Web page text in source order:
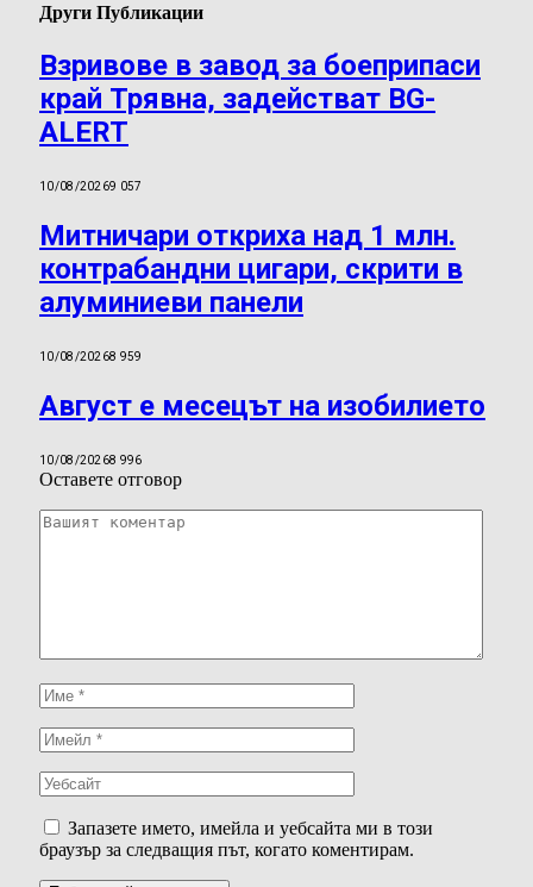
Други Публикации
Взривове в завод за боеприпаси
край Трявна, задействат BG-
ALERT
10/08/20269 057
Митничари откриха над 1 млн.
контрабандни цигари, скрити в
алуминиеви панели
10/08/20268 959
Август е месецът на изобилието
10/08/20268 996
Оставете отговор
Запазете името, имейла и уебсайта ми в този
браузър за следващия път, когато коментирам.